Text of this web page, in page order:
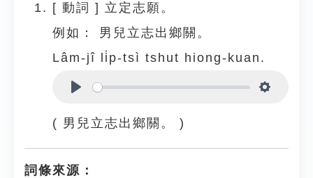
[ 動詞 ] 立定志願。
例如：
男兒立志出鄉關。
Lâm-jî li̍p-tsì tshut hiong-kuan.
( 男兒立志出鄉關。 )
詞條來源：